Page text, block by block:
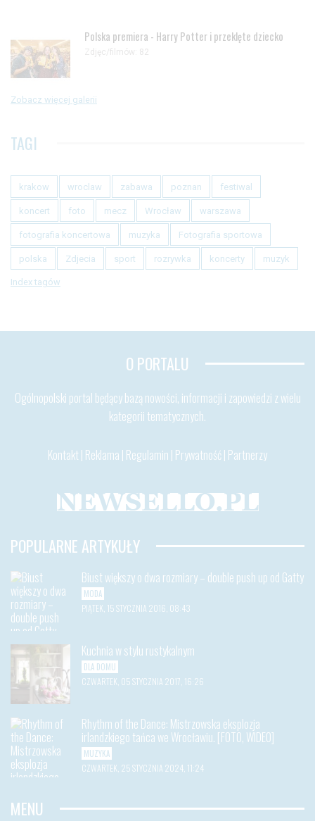
Polska premiera - Harry Potter i przeklęte dziecko
Zdjęc/filmów: 82
Zobacz więcej galerii
TAGI
krakow wroclaw zabawa poznan festiwal
koncert foto mecz Wrocław warszawa
fotografia koncertowa muzyka Fotografia sportowa
polska Zdjecia sport rozrywka koncerty muzyk
Index tagów
O PORTALU
Ogólnopolski portal będący bazą nowości, informacji i zapowiedzi z wielu
kategorii tematycznych.
Kontakt | Reklama | Regulamin | Prywatność| Partnerzy
POPULARNE ARTYKUŁY
Biust większy o dwa rozmiary – double push up od Gatty
MODA
PIĄTEK, 15 STYCZNIA 2016, 08:43
Kuchnia w stylu rustykalnym
DLA DOMU
CZWARTEK, 05 STYCZNIA 2017, 16:26
Rhythm of the Dance: Mistrzowska eksplozja
irlandzkiego tańca we Wrocławiu. [FOTO, WIDEO]
MUZYKA
CZWARTEK, 25 STYCZNIA 2024, 11:24
MENU